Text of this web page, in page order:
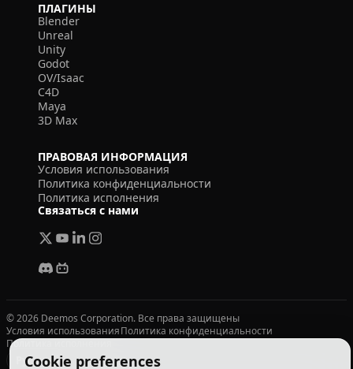
Cookie preferences
ПЛАГИНЫ
Blender
Unreal
Unity
Godot
OV/Isaac
C4D
Maya
3D Max
ПРАВОВАЯ ИНФОРМАЦИЯ
Условия использования
Политика конфиденциальности
Политика исполнения
Связаться с нами
© 2026 Deemos Corporation. Все права защищены
Условия использованияПолитика конфиденциальности
Политика исполнения
Русский